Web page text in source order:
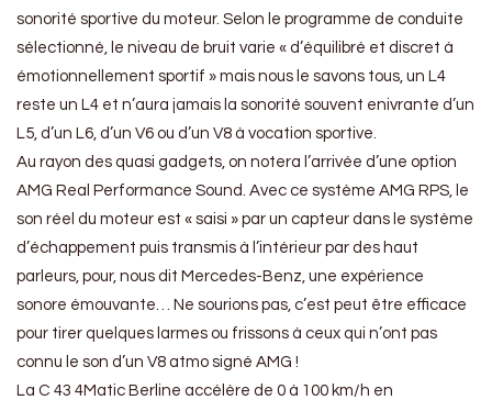
sonorité sportive du moteur. Selon le programme de conduite
sélectionné, le niveau de bruit varie « d’équilibré et discret à
émotionnellement sportif » mais nous le savons tous, un L4
reste un L4 et n’aura jamais la sonorité souvent enivrante d’un
L5, d’un L6, d’un V6 ou d’un V8 à vocation sportive.
Au rayon des quasi gadgets, on notera l’arrivée d’une option
AMG Real Performance Sound. Avec ce système AMG RPS, le
son réel du moteur est « saisi » par un capteur dans le système
d’échappement puis transmis à l’intérieur par des haut
parleurs, pour, nous dit Mercedes-Benz, une expérience
sonore émouvante… Ne sourions pas, c’est peut être efficace
pour tirer quelques larmes ou frissons à ceux qui n’ont pas
connu le son d’un V8 atmo signé AMG !
La C 43 4Matic Berline accélère de 0 à 100 km/h en